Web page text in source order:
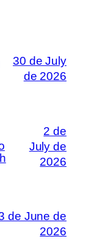
30 de July
de 2026
2 de
July de
2026
de June de
2026